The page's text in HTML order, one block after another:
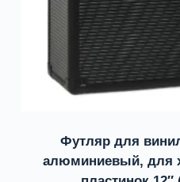
Футляр для
алюминиевый, для